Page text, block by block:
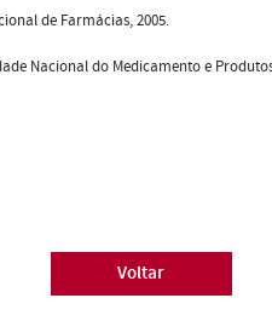
de Farmácias, 2005.
Nacional do Medicamento e
Voltar